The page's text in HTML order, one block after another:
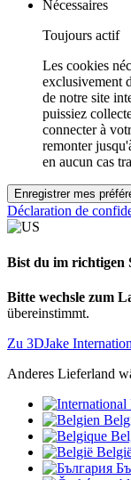
Nécessaires
Toujours actif
Les cookies
exclusivement
de notre site
puissiez
connecter à
remonter
en aucun cas
Enregistrer mes
Déclaration de
Bist du im richtigen
Bitte wechsle zum
übereinstimmt.
Zu 3DJake
Anderes Lieferland